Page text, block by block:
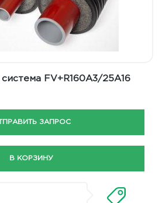
FV+R160A3/25A16
ЗАПРОС
В КОРЗИНУ